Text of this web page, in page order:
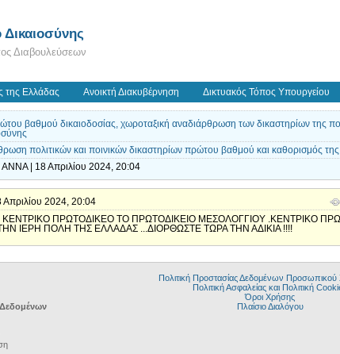
Διαβουλεύσεων
της Ελλάδας Ανοικτή Διακυβέρνηση Δικτυακός Τόπος Υπουργείου
βαθμού δικαιοδοσίας, χωροταξική αναδιάρθρωση των δικαστηρίων της
πολιτικών και ποινικών δικαστηρίων πρώτου βαθμού και καθορισμός
ΑΝΝΑ | 18 Απριλίου 2024, 20:04
Απριλίου 2024, 20:04
ΠΡΩΤΟΔΙΚΕΟ ΤΟ ΠΡΩΤΟΔΙΚΕΙΟ ΜΕΣΟΛΟΓΓΙΟΥ .ΚΕΝΤΡΙΚΟ
ΙΕΡΗ ΠΟΛΗ ΤΗΣ ΕΛΛΑΔΑΣ ...ΔΙΟΡΘΩΣΤΕ ΤΩΡΑ ΤΗΝ ΑΔΙΚΙΑ !!!!
Πολιτική Προστασίας Δεδομένων Προσωπικού
Πολιτική Ασφαλείας και Πολιτική
Όροι Χρήσης
Πλαίσιο Διαλόγου